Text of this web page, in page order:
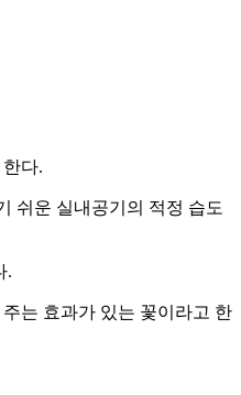
다.
쉬운 실내공기의 적정 습도
.
는 효과가 있는 꽃이라고 한